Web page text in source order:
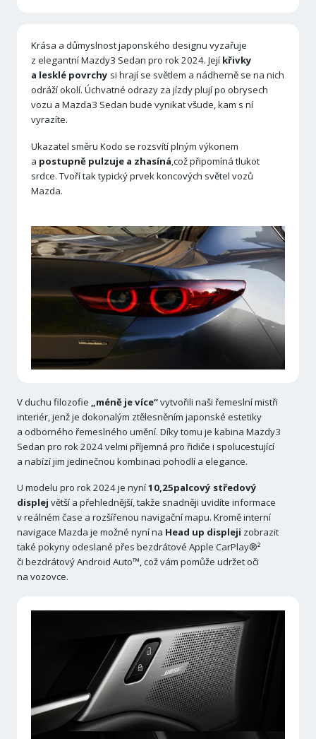
Krása a důmyslnost japonského designu vyzařuje
z elegantní Mazdy3 Sedan pro rok 2024. Její křivky
a lesklé povrchy si hrají se světlem a nádherně se na nich
odráží okolí. Úchvatné odrazy za jízdy plují po obrysech
vozu a Mazda3 Sedan bude vynikat všude, kam s ní
vyrazíte.
Ukazatel směru Kodo se rozsvítí plným výkonem
a postupně pulzuje a zhasíná,což připomíná tlukot
srdce. Tvoří tak typický prvek koncových světel vozů
Mazda.
V duchu filozofie „méně je více“vytvořili naši řemeslní mistři
interiér, jenž je dokonalým ztělesněním japonské estetiky
a odborného řemeslného umění. Díky tomu je kabina Mazdy3
Sedan pro rok 2024 velmi příjemná pro řidiče i spolucestující
a nabízí jim jedinečnou kombinaci pohodlí a elegance.
U modelu pro rok 2024 je nyní10,25palcový středový
displej větší a přehlednější, takže snadněji uvidíte informace
v reálném čase a rozšířenou navigační mapu. Kromě interní
navigace Mazda je možné nyní na Head up displeji zobrazit
také pokyny odeslané přes bezdrátové Apple CarPlay®²
či bezdrátový Android Auto™, což vám pomůže udržet oči
na vozovce.